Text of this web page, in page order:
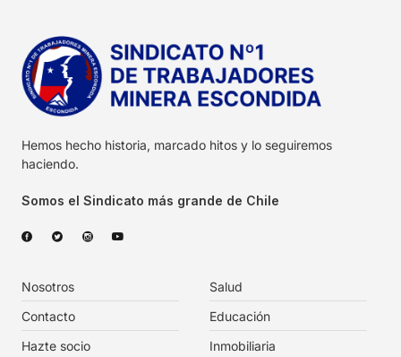
Hemos hecho historia, marcado hitos y lo seguiremos
haciendo.
Somos el Sindicato más grande de Chile
Nosotros
Contacto
Hazte socio
Salud
Educación
Inmobiliaria